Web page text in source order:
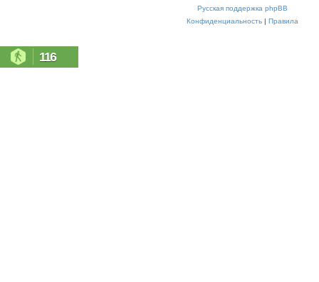
Русская поддержка phpBB
Конфиденциальность | Правила
116